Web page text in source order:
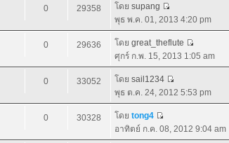
0 29358 โดย supang
พุธ พ.ค. 01, 2013 4:20 pm
0 29636 โดย great_theflute
ศุกร์ ก.พ. 15, 2013 1:05 am
0 33052 โดย sail1234
พุธ ต.ค. 24, 2012 5:53 pm
0 30328 โดย tong4
อาทิตย์ ก.ค. 08, 2012 9:04 am